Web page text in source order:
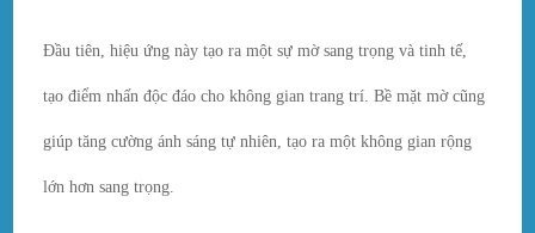
Đầu tiên, hiệu ứng này tạo ra một sự mờ sang trọng và tinh tế,
tạo điểm nhấn độc đáo cho không gian trang trí. Bề mặt mờ cũng
giúp tăng cường ánh sáng tự nhiên, tạo ra một không gian rộng
lớn hơn sang trọng.